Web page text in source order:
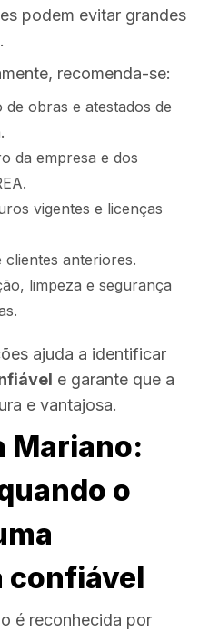
podem evitar grandes
recomenda-se:
obras e atestados de
da empresa e dos
vigentes e licenças
clientes anteriores.
limpeza e segurança
ajuda a identificar
e garante que a
e vantajosa.
Mariano:
o
confiável
é reconhecida por